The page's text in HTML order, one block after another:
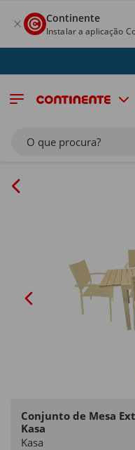
Continente
Instalar a aplicação
O que procura?
Conjunto de Mesa
Kasa
Kasa